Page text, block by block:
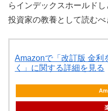
らインデックスホールド
投資家の教養として読むべ
Amazonで「改訂版 金利
く」に関する詳細を見る